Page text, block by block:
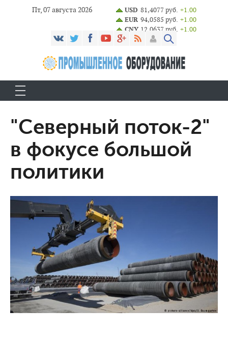
Пт, 07 августа 2026 USD 81,4077 руб. +1.00
EUR 94,0585 руб. +1.00
CNY 12,0637 руб. +1.00
"Северный поток-2"
в фокусе большой
политики